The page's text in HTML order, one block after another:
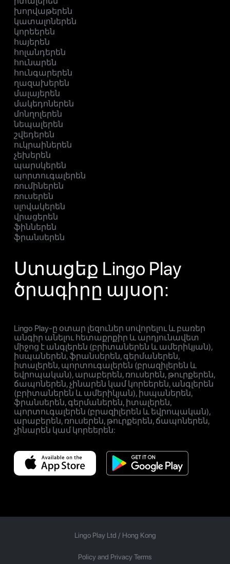
խորվաթերեն
կատալոներեն
կորեերեն
հայերեն
հոլանդերեն
հունարեն
հունգարերեն
ղազախերեն
մալայերեն
մակեդոներեն
մոնղոլերեն
նեպալերեն
շվեդերեն
ուկրաիներեն
չեխերեն
պարսկերեն
պորտուգալերեն
ռումիներեն
ռուսերեն
սլովակերեն
վրացերեն
ֆիններեն
ֆրանսերեն
Ստացեք Lingo Play
ծրագիրը այսօր:
Lingo Play-ը օտար լեզուներ սովորելու և բառեր
անգիր անելու հետաքրքիր և արդյունավետ
միջոց է անգլերեն (բրիտաներեն և ամերիկյան),
իսպաներեն, ֆրանսերեն, գերմաներեն,
իտալերեն, պորտուգալերեն (բրազիլերեն և
եվրոպական), արաբերեն, ռուսերեն, թուրքերեն,
ճապոներեն, չինարեն կամ կորեերեն, անգլերեն
(բրիտաներեն և ամերիկյան), իսպաներեն,
ֆրանսերեն, գերմաներեն, իտալերեն,
պորտուգալերեն (բրազիլերեն և եվրոպական),
արաբերեն, ռուսերեն, թուրքերեն, ճապոներեն,
չինարեն կամ կորեերեն:
Lingo Play Ltd / Hong Kong
Policy and Privacy Terms